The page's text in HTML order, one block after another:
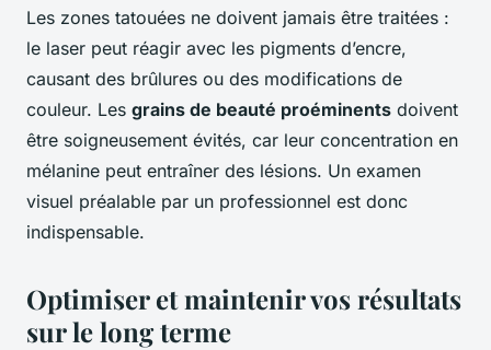
Les zones tatouées ne doivent jamais être traitées :
le laser peut réagir avec les pigments d’encre,
causant des brûlures ou des modifications de
couleur. Les grains de beauté proéminents doivent
être soigneusement évités, car leur concentration en
mélanine peut entraîner des lésions. Un examen
visuel préalable par un professionnel est donc
indispensable.
Optimiser et maintenir vos résultats
sur le long terme